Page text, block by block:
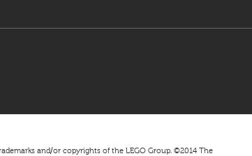
and/or copyrights of the LEGO Group. ©2014 The